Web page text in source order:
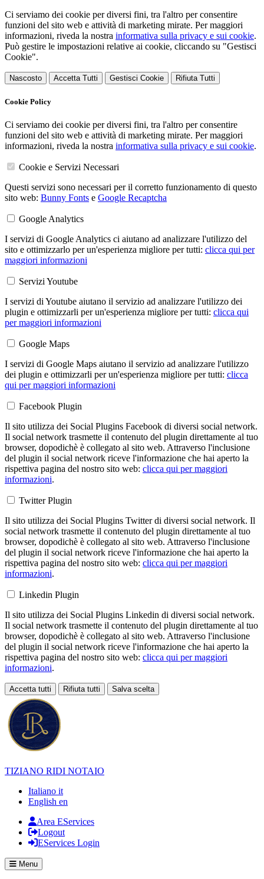
Ci serviamo dei cookie per diversi fini, tra l'altro per consentire
funzioni del sito web e attività di marketing mirate. Per maggiori
informazioni, riveda la nostra informativa sulla privacy e sui cookie.
Può gestire le impostazioni relative ai cookie, cliccando su "Gestisci
Cookie".
Nascosto Accetta Tutti Gestisci Cookie Rifiuta Tutti
Cookie Policy
Ci serviamo dei cookie per diversi fini, tra l'altro per consentire
funzioni del sito web e attività di marketing mirate. Per maggiori
informazioni, riveda la nostra informativa sulla privacy e sui cookie.
Cookie e Servizi Necessari
Questi servizi sono necessari per il corretto funzionamento di questo
sito web: Bunny Fonts e Google Recaptcha
Google Analytics
I servizi di Google Analytics ci aiutano ad analizzare l'utilizzo del
sito e ottimizzarlo per un'esperienza migliore per tutti: clicca qui per
maggiori informazioni
Servizi Youtube
I servizi di Youtube aiutano il servizio ad analizzare l'utilizzo dei
plugin e ottimizzarli per un'esperienza migliore per tutti: clicca qui
per maggiori informazioni
Google Maps
I servizi di Google Maps aiutano il servizio ad analizzare l'utilizzo
dei plugin e ottimizzarli per un'esperienza migliore per tutti: clicca
qui per maggiori informazioni
Facebook Plugin
Il sito utilizza dei Social Plugins Facebook di diversi social network.
Il social network trasmette il contenuto del plugin direttamente al tuo
browser, dopodichè è collegato al sito web. Attraverso l'inclusione
del plugin il social network riceve l'informazione che hai aperto la
rispettiva pagina del nostro sito web: clicca qui per maggiori
informazioni.
Twitter Plugin
Il sito utilizza dei Social Plugins Twitter di diversi social network. Il
social network trasmette il contenuto del plugin direttamente al tuo
browser, dopodichè è collegato al sito web. Attraverso l'inclusione
del plugin il social network riceve l'informazione che hai aperto la
rispettiva pagina del nostro sito web: clicca qui per maggiori
informazioni.
Linkedin Plugin
Il sito utilizza dei Social Plugins Linkedin di diversi social network.
Il social network trasmette il contenuto del plugin direttamente al tuo
browser, dopodichè è collegato al sito web. Attraverso l'inclusione
del plugin il social network riceve l'informazione che hai aperto la
rispettiva pagina del nostro sito web: clicca qui per maggiori
informazioni.
Accetta tutti Rifiuta tutti Salva scelta
Loading...
TIZIANO RIDI NOTAIO
Italiano it
English en
Area EServices
Logout
EServices Login
Menu